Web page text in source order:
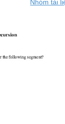
Nhóm tài